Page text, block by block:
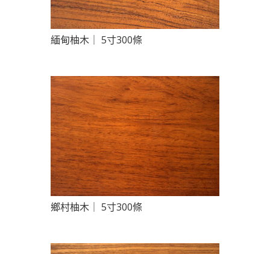
緬甸柚木｜ 5寸300條
鄉村柚木｜ 5寸300條